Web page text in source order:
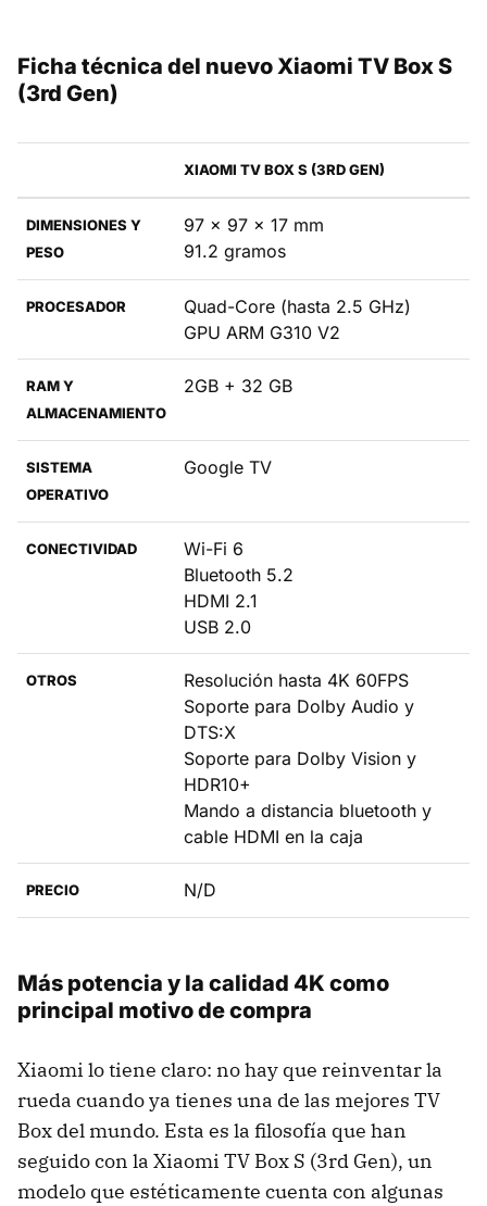
Ficha técnica del nuevo Xiaomi TV Box S
(3rd Gen)
XIAOMI TV BOX S (3RD GEN)
DIMENSIONES Y
PESO
97 x 97 x 17 mm
91.2 gramos
PROCESADOR
Quad-Core (hasta 2.5 GHz)
GPU ARM G310 V2
RAM Y
ALMACENAMIENTO
2GB + 32 GB
SISTEMA
OPERATIVO
Google TV
CONECTIVIDAD
Wi-Fi 6
Bluetooth 5.2
HDMI 2.1
USB 2.0
OTROS
Resolución hasta 4K 60FPS
Soporte para Dolby Audio y
DTS:X
Soporte para Dolby Vision y
HDR10+
Mando a distancia bluetooth y
cable HDMI en la caja
PRECIO N/D
Más potencia y la calidad 4K como
principal motivo de compra
Xiaomi lo tiene claro: no hay que reinventar la
rueda cuando ya tienes una de las mejores TV
Box del mundo. Esta es la filosofía que han
seguido con la Xiaomi TV Box S (3rd Gen), un
modelo que estéticamente cuenta con algunas